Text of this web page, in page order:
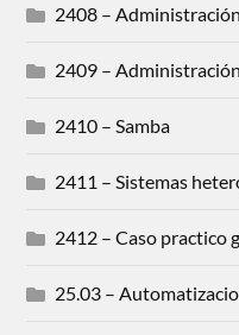
2408 –
2409 –
2410 – Samba
2411 – Sistemas
2412 – Caso practico
25.03 –